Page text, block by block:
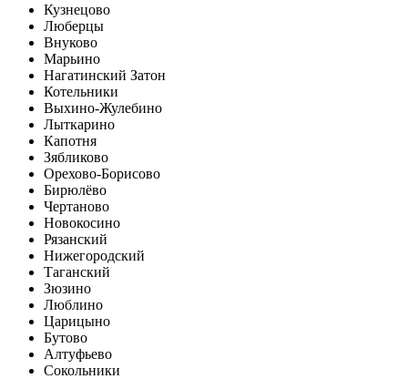
Кузнецово
Люберцы
Внуково
Марьино
Нагатинский Затон
Котельники
Выхино-Жулебино
Лыткарино
Капотня
Зябликово
Орехово-Борисово
Бирюлёво
Чертаново
Новокосино
Рязанский
Нижегородский
Таганский
Зюзино
Люблино
Царицыно
Бутово
Алтуфьево
Сокольники